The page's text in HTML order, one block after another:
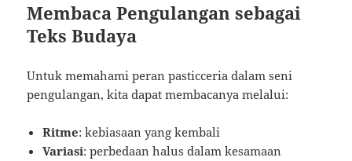
Membaca Pengulangan sebagai
Teks Budaya
Untuk memahami peran pasticceria dalam seni
pengulangan, kita dapat membacanya melalui:
Ritme: kebiasaan yang kembali
Variasi: perbedaan halus dalam kesamaan